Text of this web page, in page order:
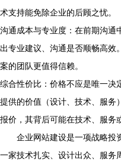
术支持能免除企业的后顾之忧。
沟通成本与专业度：在前期沟通
出专业建议、沟通是否顺畅高效
案的团队更值得信赖。
综合性价比：价格不应是唯一决
提供的价值（设计、技术、服务
报价，其背后可能在技术、服务
企业网站建设是一项战略投
一家技术扎实、设计出众、服务